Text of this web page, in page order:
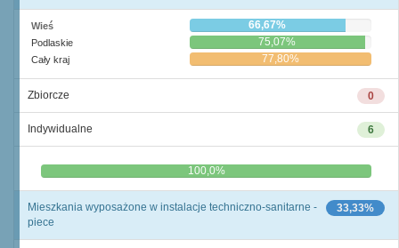
Wieś 66,67%
Podlaskie 75,07%
Cały kraj 77,80%
0
Zbiorcze
6
Indywidualne
0,0% 100,0%
33,33%
Mieszkania wyposażone w instalacje techniczno-sanitarne -
piece